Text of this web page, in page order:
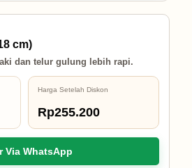
cm)
dan telur gulung lebih rapi.
Harga Setelah Diskon
Rp255.200
Via WhatsApp